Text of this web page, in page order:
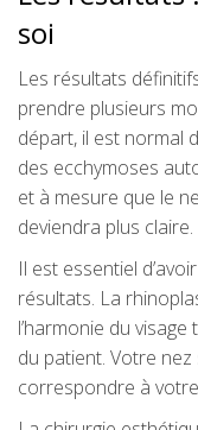
soi
Les résultats
prendre plusieurs
départ, il est normal
des ecchymoses
et à mesure que le
deviendra plus claire.
Il est essentiel
résultats. La
l’harmonie du
du patient. Votre
correspondre à